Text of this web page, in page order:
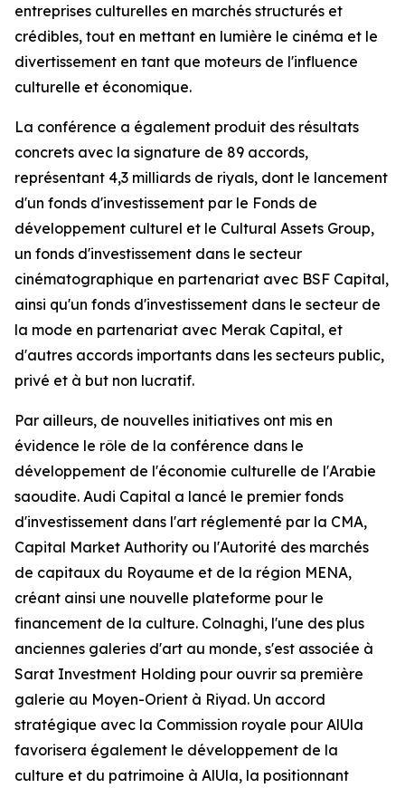
entreprises culturelles en marchés structurés et
crédibles, tout en mettant en lumière le cinéma et le
divertissement en tant que moteurs de l'influence
culturelle et économique.
La conférence a également produit des résultats
concrets avec la signature de 89 accords,
représentant 4,3 milliards de riyals, dont le lancement
d'un fonds d'investissement par le Fonds de
développement culturel et le Cultural Assets Group,
un fonds d'investissement dans le secteur
cinématographique en partenariat avec BSF Capital,
ainsi qu'un fonds d'investissement dans le secteur de
la mode en partenariat avec Merak Capital, et
d'autres accords importants dans les secteurs public,
privé et à but non lucratif.
Par ailleurs, de nouvelles initiatives ont mis en
évidence le rôle de la conférence dans le
développement de l'économie culturelle de l'Arabie
saoudite. Audi Capital a lancé le premier fonds
d'investissement dans l'art réglementé par la CMA,
Capital Market Authority ou l'Autorité des marchés
de capitaux du Royaume et de la région MENA,
créant ainsi une nouvelle plateforme pour le
financement de la culture. Colnaghi, l'une des plus
anciennes galeries d'art au monde, s'est associée à
Sarat Investment Holding pour ouvrir sa première
galerie au Moyen-Orient à Riyad. Un accord
stratégique avec la Commission royale pour AlUla
favorisera également le développement de la
culture et du patrimoine à AlUla, la positionnant